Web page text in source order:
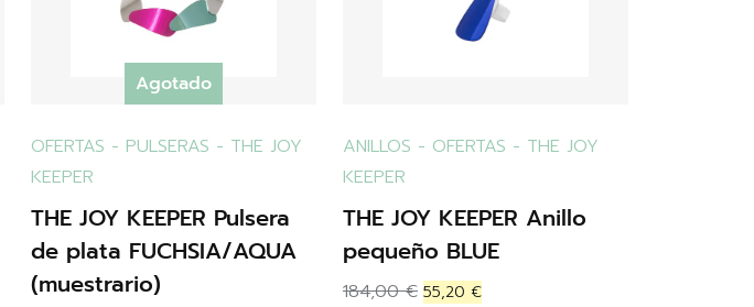
Agotado
OFERTAS - PULSERAS - THE JOY
KEEPER
THE JOY KEEPER Pulsera
de plata FUCHSIA/AQUA
(muestrario)
ANILLOS - OFERTAS - THE JOY
KEEPER
THE JOY KEEPER Anillo
pequeño BLUE
184,00€ 55,20 €